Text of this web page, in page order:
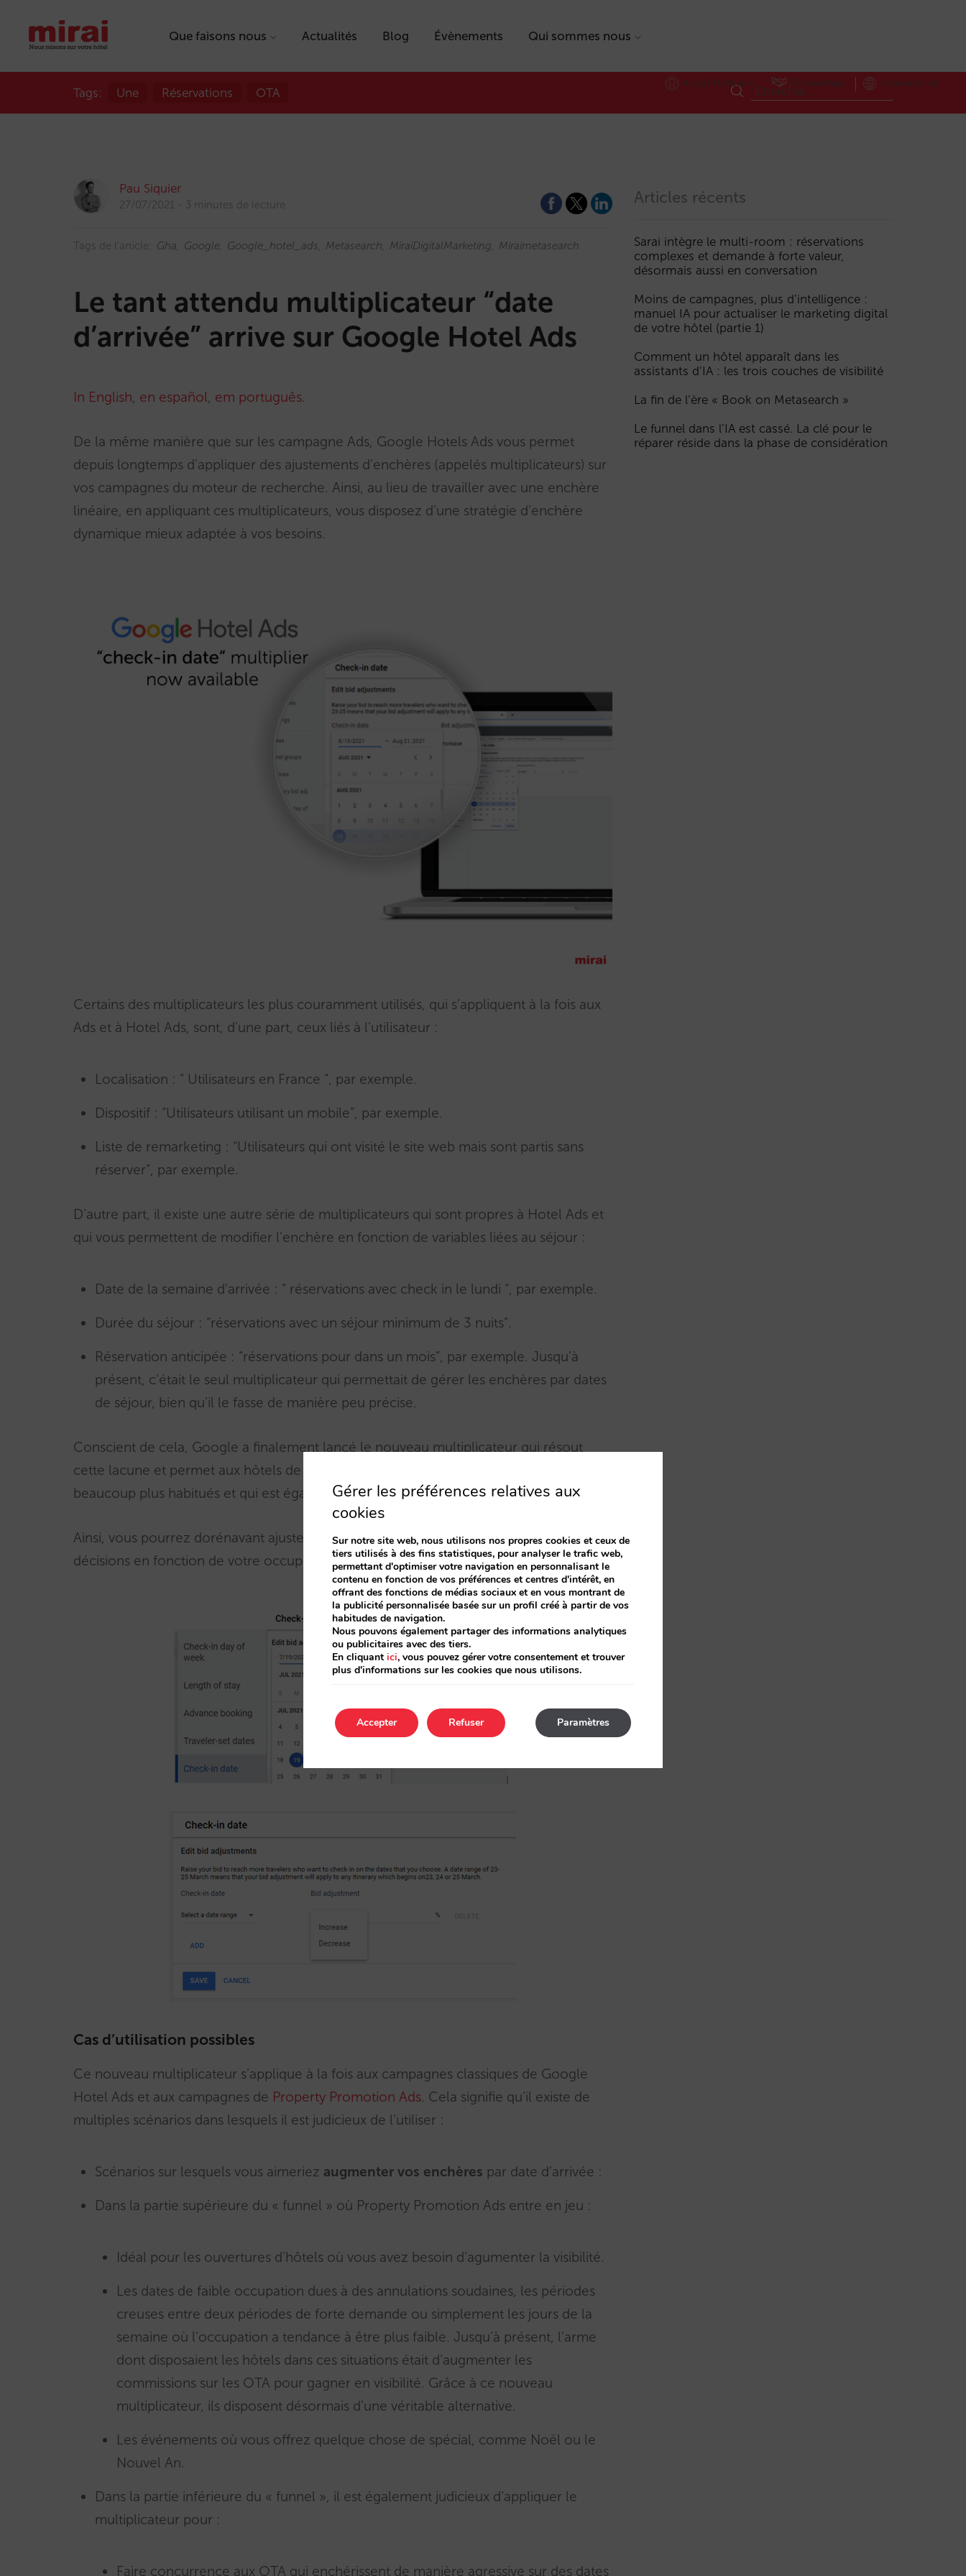
Que faisons nous Actualités Blog Évènements Qui sommes nous
Accès Hôteliers Partnerships International
Tags: Une Réservations OTA
Pau Siquier
27/07/2021 3 minutes de lecture
Tags de l'article: Gha Google Google_hotel_ads Metasearch MiraiDigitalMarketing Miraimetasearch
Le tant attendu multiplicateur “date
d’arrivée” arrive sur Google Hotel Ads
In English, en español, em português.
De la même manière que sur les campagne Ads, Google Hotels Ads vous permet
depuis longtemps d’appliquer des ajustements d’enchères (appelés multiplicateurs) sur
vos campagnes du moteur de recherche. Ainsi, au lieu de travailler avec une enchère
linéaire, en appliquant ces multiplicateurs, vous disposez d’une stratégie d’enchère
dynamique mieux adaptée à vos besoins.
Certains des multiplicateurs les plus couramment utilisés, qui s’appliquent à la fois aux
Ads et à Hotel Ads, sont, d’une part, ceux liés à l’utilisateur :
Localisation : ” Utilisateurs en France “, par exemple.
Dispositif : “Utilisateurs utilisant un mobile”, par exemple.
Liste de remarketing : “Utilisateurs qui ont visité le site web mais sont partis sans
réserver”, par exemple.
D’autre part, il existe une autre série de multiplicateurs qui sont propres à Hotel Ads et
qui vous permettent de modifier l’enchère en fonction de variables liées au séjour :
Date de la semaine d’arrivée : ” réservations avec check in le lundi “, par exemple.
Durée du séjour : “réservations avec un séjour minimum de 3 nuits”.
Réservation anticipée : “réservations pour dans un mois”, par exemple. Jusqu’à
présent, c’était le seul multiplicateur qui permettait de gérer les enchères par dates
de séjour, bien qu’il le fasse de manière peu précise.
Conscient de cela, Google a finalement lancé le nouveau multiplicateur qui résout
cette lacune et permet aux hôtels de travailler dans un format auquel ils sont
beaucoup plus habitués et qui est également utilisé par les OTA : par date d’arrivée.
Ainsi, vous pourrez dorénavant ajuster l’offre pour un moment précis et prendre des
décisions en fonction de votre occupation et de la demande attendue
Cas d’utilisation possibles
Ce nouveau multiplicateur s’applique à la fois aux campagnes classiques de Google
Hotel Ads et aux campagnes de Property Promotion Ads. Cela signifie qu’il existe de
multiples scénarios dans lesquels il est judicieux de l’utiliser :
Scénarios sur lesquels vous aimeriez augmenter vos enchères par date d’arrivée :
Dans la partie supérieure du « funnel » où Property Promotion Ads entre en jeu :
Idéal pour les ouvertures d’hôtels où vous avez besoin d’agumenter la visibilité.
Les dates de faible occupation dues à des annulations soudaines, les périodes
creuses entre deux périodes de forte demande ou simplement les jours de la
semaine où l’occupation a tendance à être plus faible. Jusqu’à présent, l’arme
dont disposaient les hôtels dans ces situations était d’augmenter les
commissions sur les OTA pour gagner en visibilité. Grâce à ce nouveau
multiplicateur, ils disposent désormais d’une véritable alternative.
Les événements où vous offrez quelque chose de spécial, comme Noël ou le
Nouvel An.
Dans la partie inférieure du « funnel », il est également judicieux d’appliquer le
multiplicateur pour :
Faire concurrence aux OTA qui enchérissent de manière agressive sur des dates
Articles récents
Sarai intègre le multi-room : réservations
complexes et demande à forte valeur,
désormais aussi en conversation
Moins de campagnes, plus d’intelligence :
manuel IA pour actualiser le marketing digital
de votre hôtel (partie 1)
Comment un hôtel apparaît dans les
assistants d’IA : les trois couches de visibilité
La fin de l’ère « Book on Metasearch »
Le funnel dans l’IA est cassé. La clé pour le
réparer réside dans la phase de considération
Gérer les préférences relatives aux
cookies
Sur notre site web, nous utilisons nos propres cookies et ceux de
tiers utilisés à des fins statistiques, pour analyser le trafic web,
permettant d'optimiser votre navigation en personnalisant le
contenu en fonction de vos préférences et centres d'intérêt, en
offrant des fonctions de médias sociaux et en vous montrant de
la publicité personnalisée basée sur un profil créé à partir de vos
habitudes de navigation.
Nous pouvons également partager des informations analytiques
ou publicitaires avec des tiers.
En cliquant ici, vous pouvez gérer votre consentement et trouver
plus d'informations sur les cookies que nous utilisons.
Accepter Paramètres
Refuser